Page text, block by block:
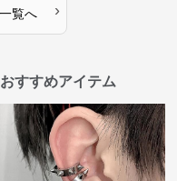
覧へ ›
すすめアイテム